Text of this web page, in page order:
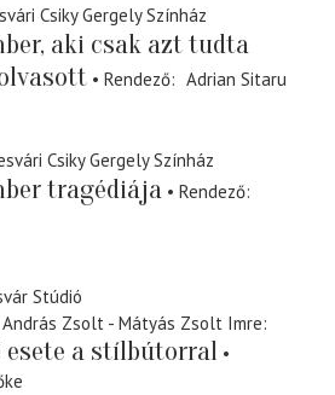
Csiky Gergely Színház
aki csak azt tudta
Rendező
Adrian Sitaru
Csiky Gergely Színház
tragédiája
Rendező
Stúdió
András Zsolt - Mátyás Zsolt Imre
esete a stílbútorral